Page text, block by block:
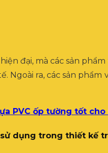
đại, mà các sản
Ngoài ra, các sản
PVC ốp tường tốt cho
dụng trong thiết kế